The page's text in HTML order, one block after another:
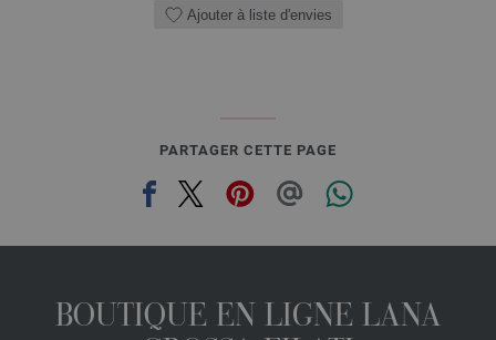
Ajouter à liste d'envies
PARTAGER CETTE PAGE
BOUTIQUE EN LIGNE LANA